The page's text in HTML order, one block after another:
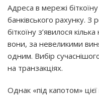
Адреса в мережі
банківського рахунку. З
біткоїну з’явилося
вони, за невеликими
одним. Вибір
на транзакціях.
Однак «під капотом»